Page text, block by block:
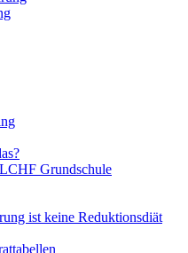
Grundschule
ist keine Reduktionsdiät